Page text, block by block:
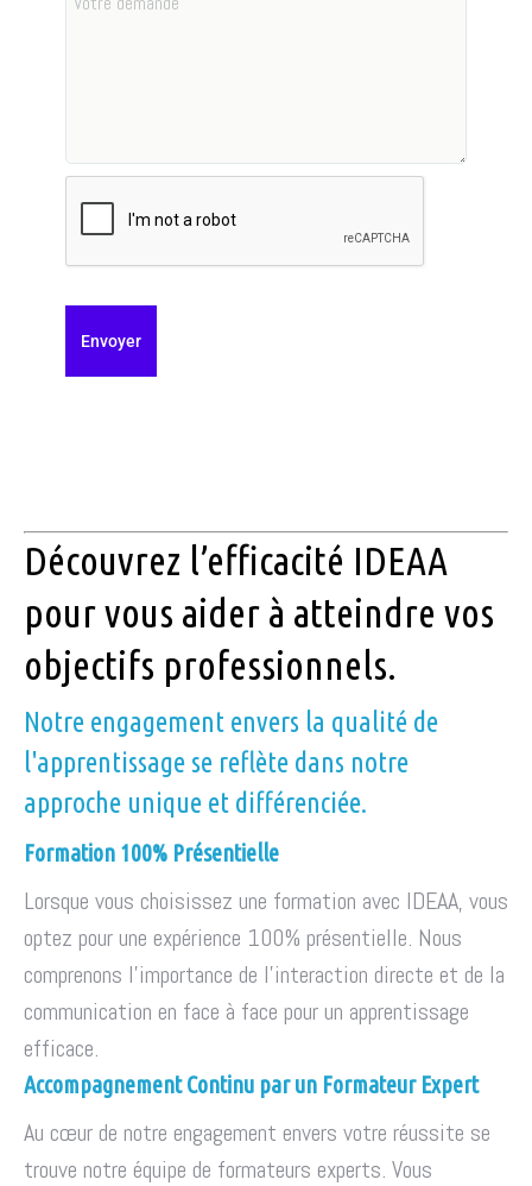
Découvrez l’efficacité IDEAA
pour vous aider à atteindre vos
objectifs professionnels.
Notre engagement envers la qualité de
l'apprentissage se reflète dans notre
approche unique et différenciée.
Formation 100% Présentielle
Lorsque vous choisissez une formation avec IDEAA, vous
optez pour une expérience 100% présentielle. Nous
comprenons l'importance de l'interaction directe et de la
communication en face à face pour un apprentissage
efficace.
Accompagnement Continu par un Formateur Expert
Au cœur de notre engagement envers votre réussite se
trouve notre équipe de formateurs experts. Vous